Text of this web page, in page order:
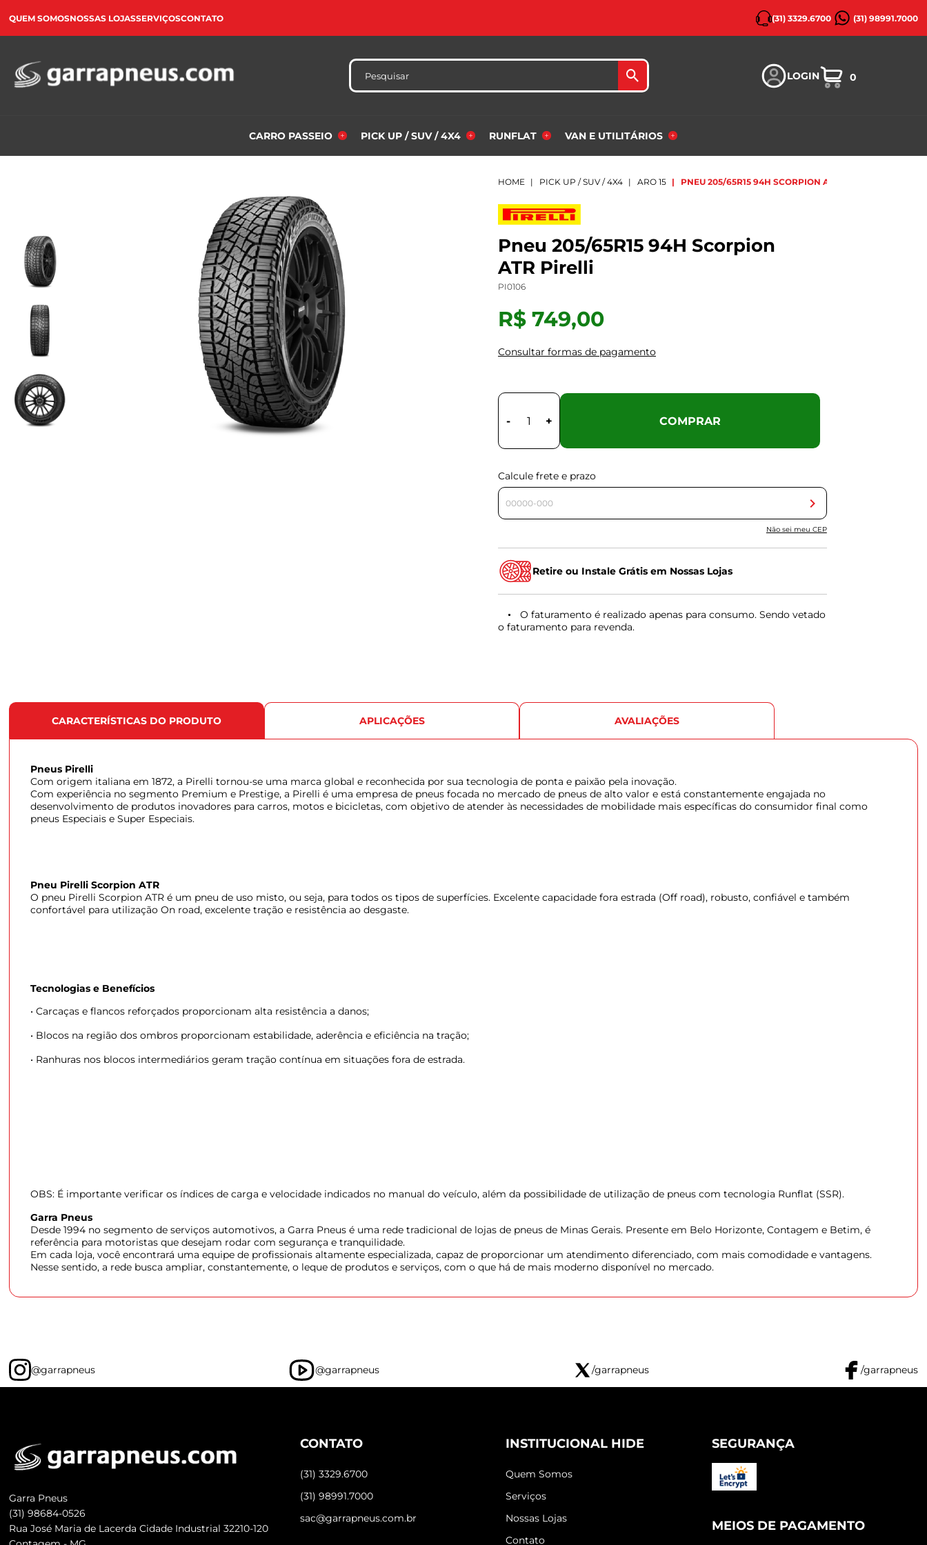
QUEM SOMOSNOSSAS LOJASSERVIÇOSCONTATO (31) 3329.6700 (31) 98991.7000
LOGIN 0
CARRO PASSEIO PICK UP / SUV / 4X4 RUNFLAT VAN E UTILITÁRIOS
HOME PICK UP / SUV / 4X4 ARO 15 PNEU 205/65R15 94H SCORPION ATR PIRELLI
Pneu 205/65R15 94H Scorpion
ATR Pirelli
PI0106
R$ 749,00
Consultar formas de pagamento
- + COMPRAR
Calcule frete e prazo
Não sei meu CEP
Retire ou Instale Grátis em Nossas Lojas
O faturamento é realizado apenas para consumo. Sendo vetado
o faturamento para revenda.
CARACTERÍSTICAS DO PRODUTO APLICAÇÕES AVALIAÇÕES
Pneus Pirelli
Com origem italiana em 1872, a Pirelli tornou-se uma marca global e reconhecida por sua tecnologia de ponta e paixão pela inovação.
Com experiência no segmento Premium e Prestige, a Pirelli é uma empresa de pneus focada no mercado de pneus de alto valor e está constantemente engajada no
desenvolvimento de produtos inovadores para carros, motos e bicicletas, com objetivo de atender às necessidades de mobilidade mais específicas do consumidor final como
pneus Especiais e Super Especiais.
Pneu Pirelli Scorpion ATR
O pneu Pirelli Scorpion ATR é um pneu de uso misto, ou seja, para todos os tipos de superfícies. Excelente capacidade fora estrada (Off road), robusto, confiável e também
confortável para utilização On road, excelente tração e resistência ao desgaste.
Tecnologias e Benefícios
• Carcaças e flancos reforçados proporcionam alta resistência a danos;
• Blocos na região dos ombros proporcionam estabilidade, aderência e eficiência na tração;
• Ranhuras nos blocos intermediários geram tração contínua em situações fora de estrada.
OBS: É importante verificar os índices de carga e velocidade indicados no manual do veículo, além da possibilidade de utilização de pneus com tecnologia Runflat (SSR).
Garra Pneus
Desde 1994 no segmento de serviços automotivos, a Garra Pneus é uma rede tradicional de lojas de pneus de Minas Gerais. Presente em Belo Horizonte, Contagem e Betim, é
referência para motoristas que desejam rodar com segurança e tranquilidade.
Em cada loja, você encontrará uma equipe de profissionais altamente especializada, capaz de proporcionar um atendimento diferenciado, com mais comodidade e vantagens.
Nesse sentido, a rede busca ampliar, constantemente, o leque de produtos e serviços, com o que há de mais moderno disponível no mercado.
@garrapneus @garrapneus /garrapneus /garrapneus
Garra Pneus
(31) 98684-0526
Rua José Maria de Lacerda Cidade Industrial 32210-120
CONTATO
(31) 3329.6700
(31) 98991.7000
sac@garrapneus.com.br
INSTITUCIONAL HIDE
Quem Somos
Serviços
Nossas Lojas
Contato
SEGURANÇA
MEIOS DE PAGAMENTO